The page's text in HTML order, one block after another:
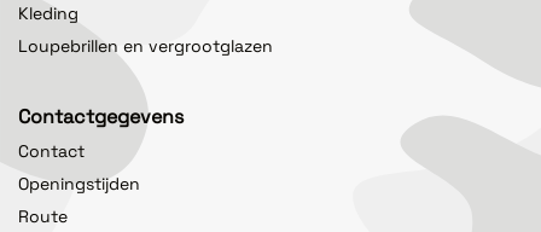
Kleding
Loupebrillen en vergrootglazen
Contactgegevens
Contact
Openingstijden
Route